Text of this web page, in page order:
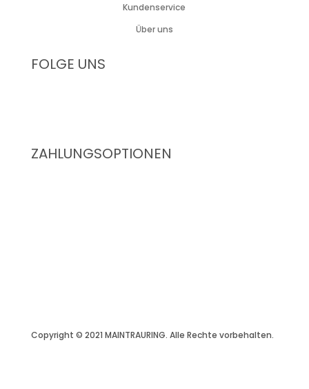
Kundenservice
Über uns
FOLGE UNS
ZAHLUNGSOPTIONEN
Copyright © 2021 MAINTRAURING. Alle Rechte vorbehalten.